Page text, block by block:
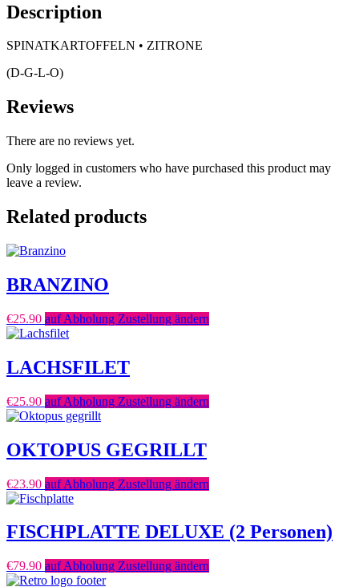
Description
SPINATKARTOFFELN • ZITRONE
(D-G-L-O)
Reviews
There are no reviews yet.
Only logged in customers who have purchased this product may
leave a review.
Related products
BRANZINO
€25.90 auf Abholung Zustellung ändern
LACHSFILET
€25.90 auf Abholung Zustellung ändern
OKTOPUS GEGRILLT
€23.90 auf Abholung Zustellung ändern
FISCHPLATTE DELUXE (2 Personen)
€79.90 auf Abholung Zustellung ändern